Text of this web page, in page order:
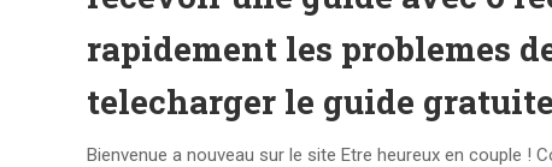
rapidement les problemes
telecharger le guide
Bienvenue a nouveau sur le site Etre heureux en couple !